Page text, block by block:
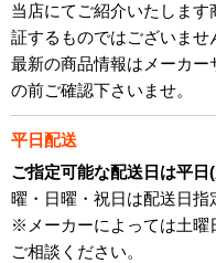
当店にてご紹介いたしま
証するものではございませ
最新の商品情報はメーカ
の前ご確認下さいませ。
平日配送
ご指定可能な配送日は平日
曜・日曜・祝日は配送日指
※メーカーによっては土曜
ご相談ください。